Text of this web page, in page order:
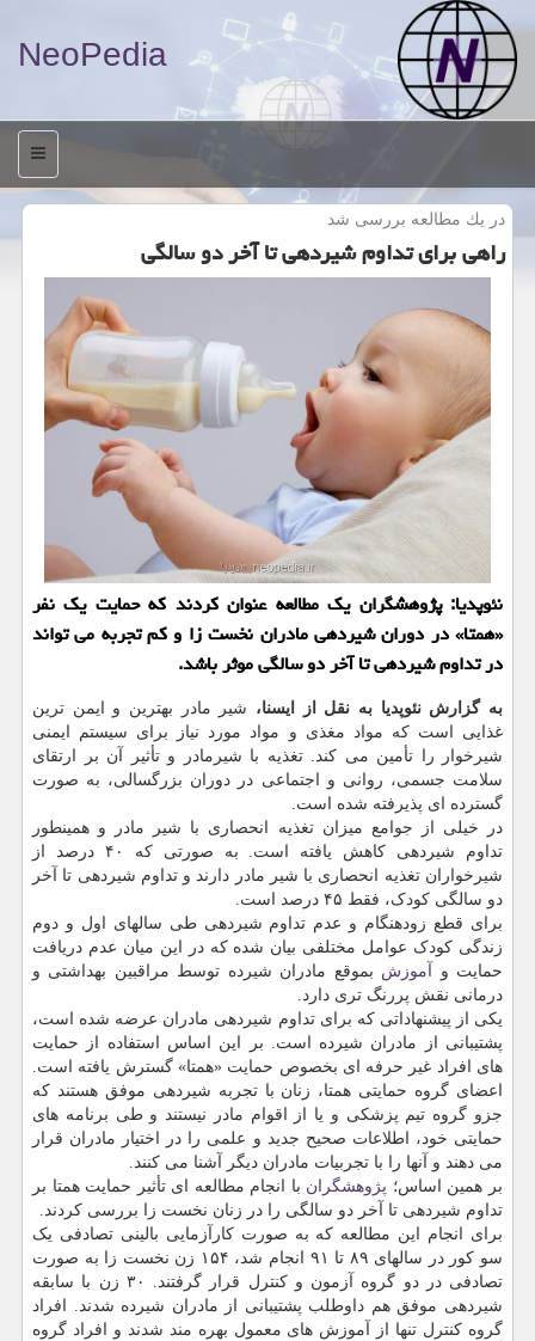
NeoPedia
منو
در یك مطالعه بررسی شد
راهی برای تداوم شیردهی تا آخر دو سالگی
نئوپدیا: پژوهشگران یک مطالعه عنوان کردند که حمایت یک نفر
«همتا» در دوران شیردهی مادران نخست زا و کم تجربه می تواند
در تداوم شیردهی تا آخر دو سالگی موثر باشد.
به گزارش نئوپدیا به نقل از ایسنا، شیر مادر بهترین و ایمن ترین
غذایی است که مواد مغذی و مواد مورد نیاز برای سیستم ایمنی
شیرخوار را تأمین می کند. تغذیه با شیرمادر و تأثیر آن بر ارتقای
سلامت جسمی، روانی و اجتماعی در دوران بزرگسالی، به صورت
گسترده ای پذیرفته شده است.
در خیلی از جوامع میزان تغذیه انحصاری با شیر مادر و همینطور
تداوم شیردهی کاهش یافته است. به صورتی که ۴۰ درصد از
شیرخواران تغذیه انحصاری با شیر مادر دارند و تداوم شیردهی تا آخر
دو سالگی کودک، فقط ۴۵ درصد است.
برای قطع زودهنگام و عدم تداوم شیردهی طی سالهای اول و دوم
زندگی کودک عوامل مختلفی بیان شده که در این میان عدم دریافت
حمایت و
آموزش بموقع مادران شیرده توسط مراقبین بهداشتی و
درمانی نقش پررنگ تری دارد.
یکی از پیشنهاداتی که برای تداوم شیردهی مادران عرضه شده است،
پشتیبانی از مادران شیرده است. بر این اساس استفاده از حمایت
های افراد غیر حرفه ای بخصوص حمایت «همتا» گسترش یافته است.
اعضای گروه حمایتی همتا، زنان با تجربه شیردهی موفق هستند که
جزو گروه تیم پزشکی و یا از اقوام مادر نیستند و طی برنامه های
حمایتی خود، اطلاعات صحیح جدید و علمی را در اختیار مادران قرار
می دهند و آنها را با تجربیات مادران دیگر آشنا می کنند.
بر همین اساس؛ پژوهشگران با انجام مطالعه ای تأثیر حمایت همتا بر
تداوم شیردهی تا آخر دو سالگی را در زنان نخست زا بررسی کردند.
برای انجام این مطالعه که به صورت کارآزمایی بالینی تصادفی یک
سو کور در سالهای ۸۹ تا ۹۱ انجام شد، ۱۵۴ زن نخست زا به صورت
تصادفی در دو گروه آزمون و کنترل قرار گرفتند. ۳۰ زن با سابقه
شیردهی موفق هم داوطلب پشتیبانی از مادران شیرده شدند. افراد
گروه کنترل تنها از آموزش های معمول بهره مند شدند و افراد گروه